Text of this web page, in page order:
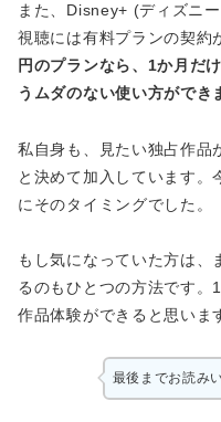
また、Disney+ (ディズニ
視聴には有料プランの契約
円のプランなら、1か月だ
うムダのない使い方ができ
私自身も、見たい独占作品
と決めて加入しています。
にそのタイミングでした。
もし気になっていた方は、
るのもひとつの方法です。
作品体験ができると思いま
最後までお読み